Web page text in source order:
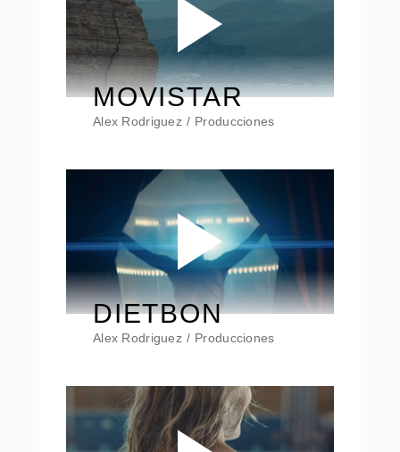
MOVISTAR
Alex Rodriguez Producciones
DIETBON
Alex Rodriguez Producciones